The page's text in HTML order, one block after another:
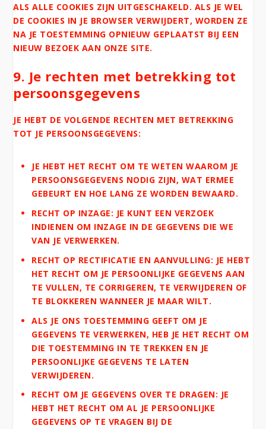
ALS ALLE COOKIES ZIJN UITGESCHAKELD. ALS JE WEL
DE COOKIES IN JE BROWSER VERWIJDERT, WORDEN ZE
NA JE TOESTEMMING OPNIEUW GEPLAATST BIJ EEN
NIEUW BEZOEK AAN ONZE SITE.
9. Je rechten met betrekking tot
persoonsgegevens
JE HEBT DE VOLGENDE RECHTEN MET BETREKKING
TOT JE PERSOONSGEGEVENS:
JE HEBT HET RECHT OM TE WETEN WAAROM JE
PERSOONSGEGEVENS NODIG ZIJN, WAT ERMEE
GEBEURT EN HOE LANG ZE WORDEN BEWAARD.
RECHT OP INZAGE: JE KUNT EEN VERZOEK
INDIENEN OM INZAGE IN DE GEGEVENS DIE WE
VAN JE VERWERKEN.
RECHT OP RECTIFICATIE EN AANVULLING: JE HEBT
HET RECHT OM JE PERSOONLIJKE GEGEVENS AAN
TE VULLEN, TE CORRIGEREN, TE VERWIJDEREN OF
TE BLOKKEREN WANNEER JE MAAR WILT.
ALS JE ONS TOESTEMMING GEEFT OM JE
GEGEVENS TE VERWERKEN, HEB JE HET RECHT OM
DIE TOESTEMMING IN TE TREKKEN EN JE
PERSOONLIJKE GEGEVENS TE LATEN
VERWIJDEREN.
RECHT OM JE GEGEVENS OVER TE DRAGEN: JE
HEBT HET RECHT OM AL JE PERSOONLIJKE
GEGEVENS OP TE VRAGEN BIJ DE